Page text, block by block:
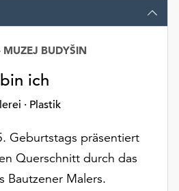
ich
· Plastik
BUDYŠIN
Geburtstags präsentiert
Querschnitt durch das
Bautzener Malers.